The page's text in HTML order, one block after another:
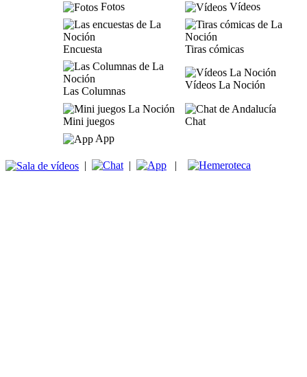
Fotos
Vídeos
Encuesta Tiras cómicas
Las Columnas
Vídeos La Noción
Mini juegos
Chat
App
| | |